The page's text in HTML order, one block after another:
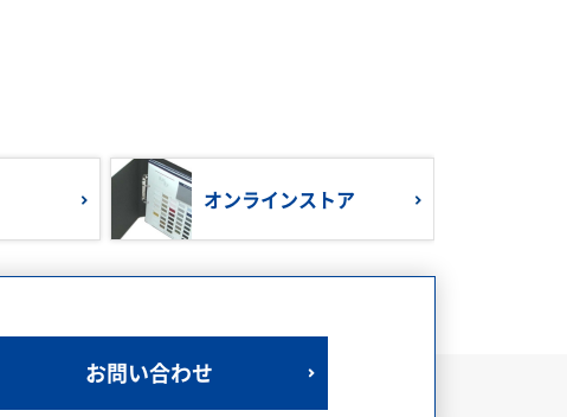
オンラインストア
お問い合わせ